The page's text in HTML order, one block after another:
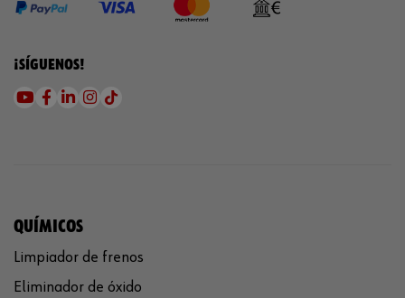
¡SÍGUENOS!
QUÍMICOS
Limpiador de frenos
Eliminador de óxido